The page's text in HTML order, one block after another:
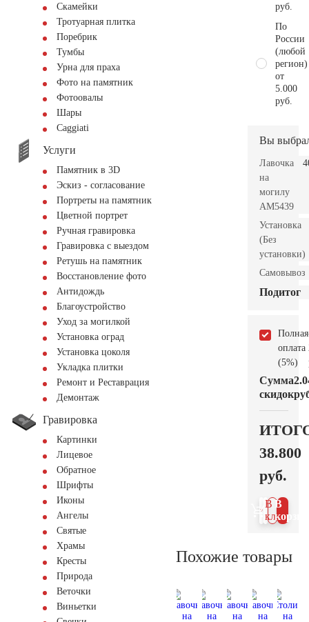
Скамейки
Тротуарная плитка
Поребрик
Тумбы
Урна для праха
Фото на памятник
Фотоовалы
Шары
Сaggiati
Услуги
Памятник в 3D
Эскиз - согласование
Портреты на памятник
Цветной портрет
Ручная гравировка
Гравировка с выездом
Ретушь на памятник
Восстановление фото
Антидождь
Благоустройство
Уход за могилкой
Установка оград
Установка цоколя
Укладка плитки
Ремонт и Реставрация
Демонтаж
Гравировка
Картинки
Лицевое
Обратное
Шрифты
Иконы
Ангелы
Святые
Храмы
Кресты
Природа
Веточки
Виньетки
руб.
По
России
(любой
регион)
от
5.000
руб.
Вы
Лавочка
на
могилу
AM5439
Установка
(Без
установки)
Самовывоз
Подитог
Полная
оплата
(5%)
Сумма
скидок
38.800
руб.
В
В 1
клик
Похожие товары